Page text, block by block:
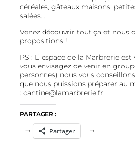
céréales, gâteaux maisons,
salées…
Venez découvrir tout ça et nous
propositions !
PS : L’ espace de la Marbrerie
vous envisagez de venir en
personnes) nous vous
que nous puissions préparer au
: cantine@lamarbrerie.fr
PARTAGER :
Partager